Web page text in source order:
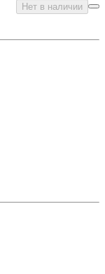
Нет в наличии